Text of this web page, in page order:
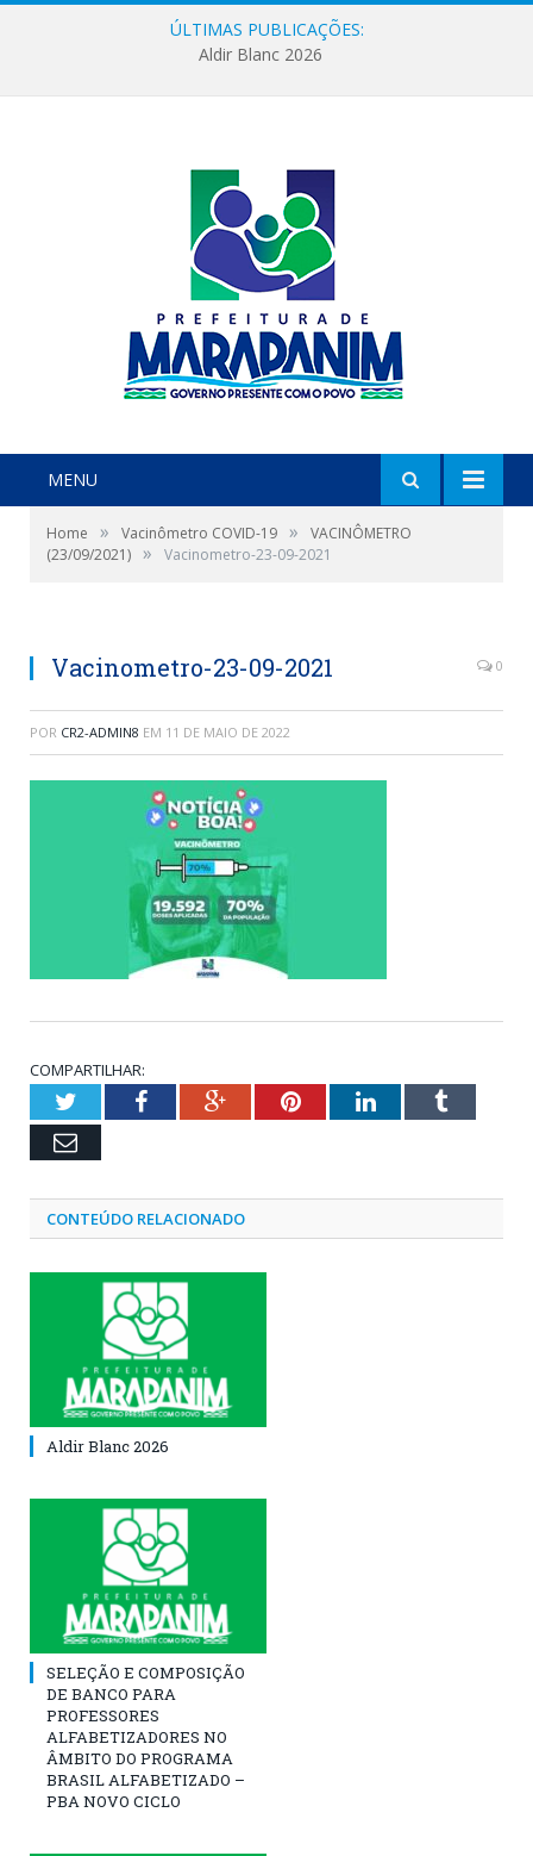
ÚLTIMAS PUBLICAÇÕES:
Aldir Blanc 2026
MENU
Home » Vacinômetro COVID-19 »
VACINÔMETRO
(23/09/2021) » Vacinometro-23-09-2021
Vacinometro-23-09-2021 0
POR CR2-ADMIN8 EM 11 DE MAIO DE 2022
COMPARTILHAR:
TwitterFacebookGoogle+PinterestLinkedInTumblr
Email
CONTEÚDO RELACIONADO
Aldir Blanc 2026
SELEÇÃO E COMPOSIÇÃO
DE BANCO PARA
PROFESSORES
ALFABETIZADORES NO
ÂMBITO DO PROGRAMA
BRASIL ALFABETIZADO –
PBA NOVO CICLO